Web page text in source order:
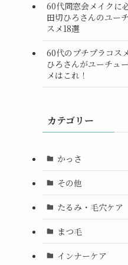
60代同窓会メイクに
田切ひろさんのユー
スメ18選
60代のプチプラコス
ひろさんがユーチュ
メはこれ！
カテゴリー
かっさ
その他
たるみ・毛穴ケア
まつ毛
インナーケア